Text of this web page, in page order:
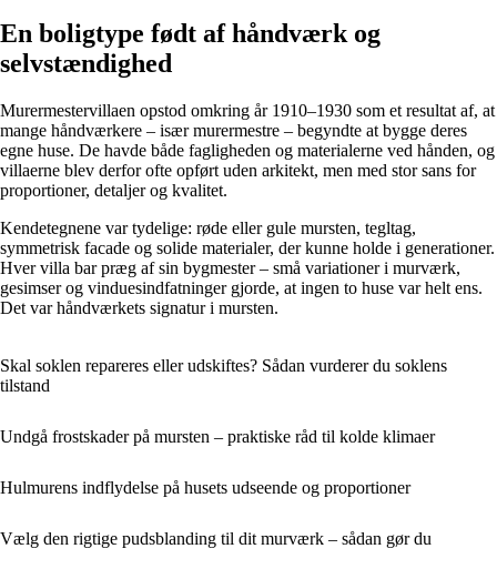
En boligtype født af håndværk og
selvstændighed
Murermestervillaen opstod omkring år 1910–1930 som et resultat af, at
mange håndværkere – især murermestre – begyndte at bygge deres
egne huse. De havde både fagligheden og materialerne ved hånden, og
villaerne blev derfor ofte opført uden arkitekt, men med stor sans for
proportioner, detaljer og kvalitet.
Kendetegnene var tydelige: røde eller gule mursten, tegltag,
symmetrisk facade og solide materialer, der kunne holde i generationer.
Hver villa bar præg af sin bygmester – små variationer i murværk,
gesimser og vinduesindfatninger gjorde, at ingen to huse var helt ens.
Det var håndværkets signatur i mursten.
Skal soklen repareres eller udskiftes? Sådan vurderer du soklens
tilstand
Undgå frostskader på mursten – praktiske råd til kolde klimaer
Hulmurens indflydelse på husets udseende og proportioner
Vælg den rigtige pudsblanding til dit murværk – sådan gør du